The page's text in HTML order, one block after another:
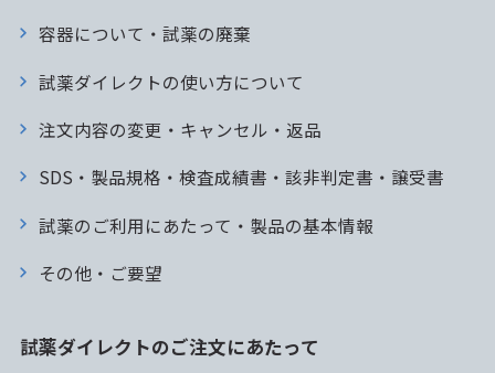
容器について・試薬の廃棄
試薬ダイレクトの使い方について
注文内容の変更・キャンセル・返品
SDS・製品規格・検査成績書・該非判定書・譲受書
試薬のご利用にあたって・製品の基本情報
その他・ご要望
試薬ダイレクトのご注文にあたって